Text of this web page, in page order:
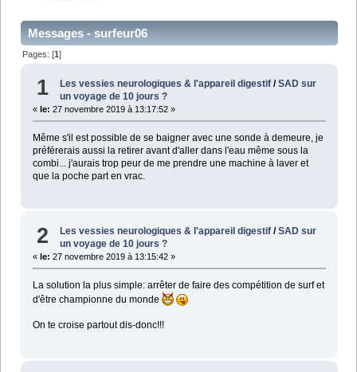
Messages - surfeur06
Pages: [1]
1 Les vessies neurologiques & l'appareil digestif /SAD sur
un voyage de 10 jours ?
« le: 27 novembre 2019 à 13:17:52 »
Même s'il est possible de se baigner avec une sonde à demeure, je
préférerais aussi la retirer avant d'aller dans l'eau même sous la
combi... j'aurais trop peur de me prendre une machine à laver et
que la poche part en vrac.
2 Les vessies neurologiques & l'appareil digestif /SAD sur
un voyage de 10 jours ?
« le: 27 novembre 2019 à 13:15:42 »
La solution la plus simple: arrêter de faire des compétition de surf et
d'être championne du monde
On te croise partout dis-donc!!!